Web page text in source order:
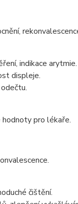
indikace arytmie.
displeje.
pro lékaře.
čištění.